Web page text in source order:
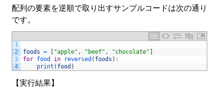
配列の要素を逆順で取り出すサンプルコードは次の通り
です。
1
2
3
4
foods = [ "apple" , "beef" , "chocolate" ]
for food in reversed ( foods ) :
print ( food )
【実行結果】